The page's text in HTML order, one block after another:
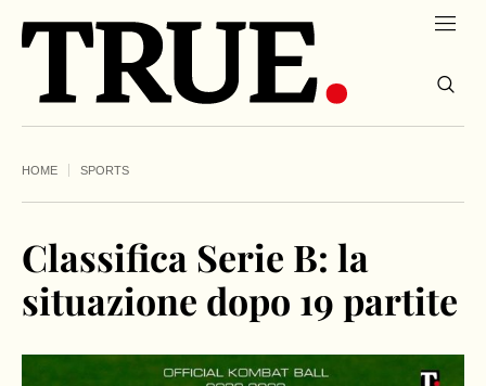
HOME SPORTS
Classifica Serie B: la
situazione dopo 19 partite